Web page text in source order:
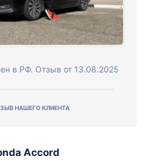
в РФ. Отзыв от 13.08.2025
НАШЕГО КЛИЕНТА
Accord